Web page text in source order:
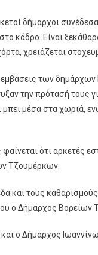
δήμαρχοι
κάδρο. Είναι
χρειάζεται
των
την πρότασή
μέσα στα χωριά,
ότι αρκετές
Τζουμέρκων.
και τους
ο Δήμαρχος Βορείων
ο Δήμαρχος